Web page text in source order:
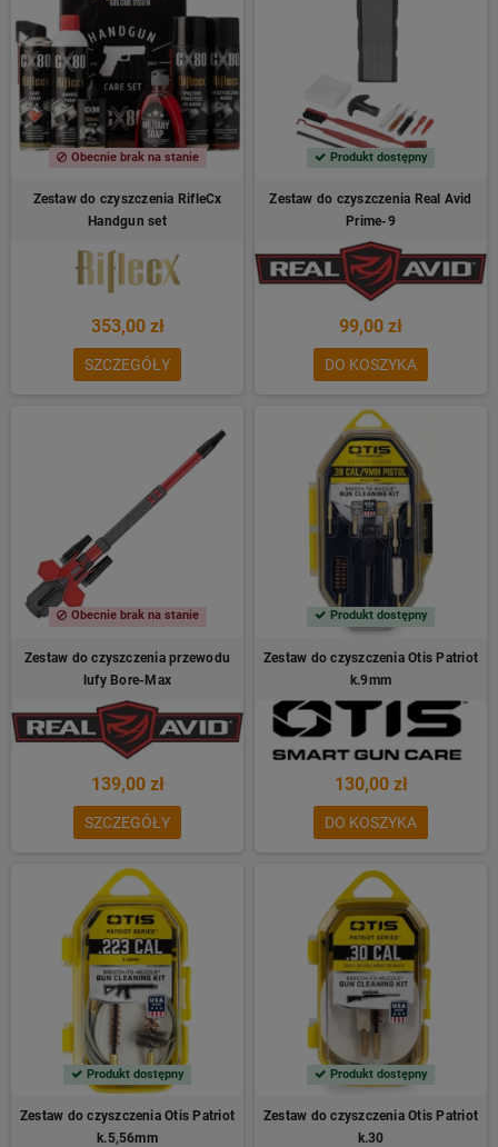
Obecnie brak na stanie
Zestaw do czyszczenia RifleCx
Handgun set
353,00 zł
SZCZEGÓŁY
Produkt dostępny
Zestaw do czyszczenia Real Avid
Prime-9
99,00 zł
DO KOSZYKA
Obecnie brak na stanie
Zestaw do czyszczenia przewodu
lufy Bore-Max
139,00 zł
SZCZEGÓŁY
Produkt dostępny
Zestaw do czyszczenia Otis Patriot
k.9mm
130,00 zł
DO KOSZYKA
Produkt dostępny
Zestaw do czyszczenia Otis Patriot
k.5,56mm
Produkt dostępny
Zestaw do czyszczenia Otis Patriot
k.30